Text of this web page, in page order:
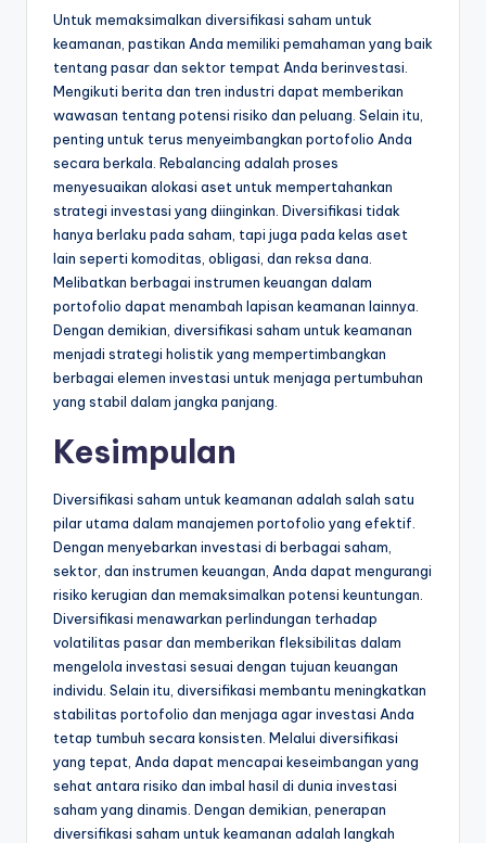
Untuk memaksimalkan diversifikasi saham untuk
keamanan, pastikan Anda memiliki pemahaman yang baik
tentang pasar dan sektor tempat Anda berinvestasi.
Mengikuti berita dan tren industri dapat memberikan
wawasan tentang potensi risiko dan peluang. Selain itu,
penting untuk terus menyeimbangkan portofolio Anda
secara berkala. Rebalancing adalah proses
menyesuaikan alokasi aset untuk mempertahankan
strategi investasi yang diinginkan. Diversifikasi tidak
hanya berlaku pada saham, tapi juga pada kelas aset
lain seperti komoditas, obligasi, dan reksa dana.
Melibatkan berbagai instrumen keuangan dalam
portofolio dapat menambah lapisan keamanan lainnya.
Dengan demikian, diversifikasi saham untuk keamanan
menjadi strategi holistik yang mempertimbangkan
berbagai elemen investasi untuk menjaga pertumbuhan
yang stabil dalam jangka panjang.
Kesimpulan
Diversifikasi saham untuk keamanan adalah salah satu
pilar utama dalam manajemen portofolio yang efektif.
Dengan menyebarkan investasi di berbagai saham,
sektor, dan instrumen keuangan, Anda dapat mengurangi
risiko kerugian dan memaksimalkan potensi keuntungan.
Diversifikasi menawarkan perlindungan terhadap
volatilitas pasar dan memberikan fleksibilitas dalam
mengelola investasi sesuai dengan tujuan keuangan
individu. Selain itu, diversifikasi membantu meningkatkan
stabilitas portofolio dan menjaga agar investasi Anda
tetap tumbuh secara konsisten. Melalui diversifikasi
yang tepat, Anda dapat mencapai keseimbangan yang
sehat antara risiko dan imbal hasil di dunia investasi
saham yang dinamis. Dengan demikian, penerapan
diversifikasi saham untuk keamanan adalah langkah